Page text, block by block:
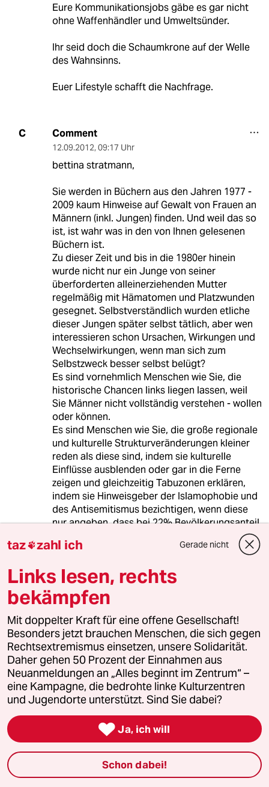
Eure Kommunikationsjobs gäbe es gar nicht
ohne Waffenhändler und Umweltsünder.
Ihr seid doch die Schaumkrone auf der Welle
des Wahnsinns.
Euer Lifestyle schafft die Nachfrage.
C Comment
12.09.2012, 09:17 Uhr
bettina stratmann,
Sie werden in Büchern aus den Jahren 1977 -
2009 kaum Hinweise auf Gewalt von Frauen an
Männern (inkl. Jungen) finden. Und weil das so
ist, ist wahr was in den von Ihnen gelesenen
Büchern ist.
Zu dieser Zeit und bis in die 1980er hinein
wurde nicht nur ein Junge von seiner
überforderten alleinerziehenden Mutter
regelmäßig mit Hämatomen und Platzwunden
gesegnet. Selbstverständlich wurden etliche
dieser Jungen später selbst tätlich, aber wen
interessieren schon Ursachen, Wirkungen und
Wechselwirkungen, wenn man sich zum
Selbstzweck besser selbst belügt?
Es sind vornehmlich Menschen wie Sie, die
historische Chancen links liegen lassen, weil
Sie Männer nicht vollständig verstehen - wollen
oder können.
Es sind Menschen wie Sie, die große regionale
und kulturelle Strukturveränderungen kleiner
reden als diese sind, indem sie kulturelle
Einflüsse ausblenden oder gar in die Ferne
zeigen und gleichzeitig Tabuzonen erklären,
indem sie Hinweisgeber der Islamophobie und
des Antisemitismus bezichtigen, wenn diese
nur angeben, dass bei 22% Bevölkerungsanteil
mit Migrationshintergrund der Anteil an z.B.
häuslicher Gewalt mehr als 50% beträgt.
Umkehrschluss? Nichts, weil tabu!
Es sind und bleiben "die Männer", "das
Patriarchat" und von allen Männern ausgehend
"Der Gynozid", bei stabilen 52% Frauenanteil
und um 5 Jahre höherer Lebenserwartung.
G Grundschullehrer
12.09.2012,09:09 Uhr
Neulich sah ich eine Frau im Hosenanzug
aus ihrem Q7 steigen.
Sie stöckelte in den Tank-Shop und
telefonierte über ein Headset - es ging um
irgendeinen Pitch bei einem Kunden im
"Automotive-Sektor".
taz zahl ich Gerade nicht
Links lesen, rechts
bekämpfen
Mit doppelter Kraft für eine offene Gesellschaft!
Besonders jetzt brauchen Menschen, die sich gegen
Rechtsextremismus einsetzen, unsere Solidarität.
Daher gehen 50 Prozent der Einnahmen aus
Neuanmeldungen an „Alles beginnt im Zentrum“ –
eine Kampagne, die bedrohte linke Kulturzentren
und Jugendorte unterstützt. Sind Sie dabei?
 Ja, ich will
Schon dabei!